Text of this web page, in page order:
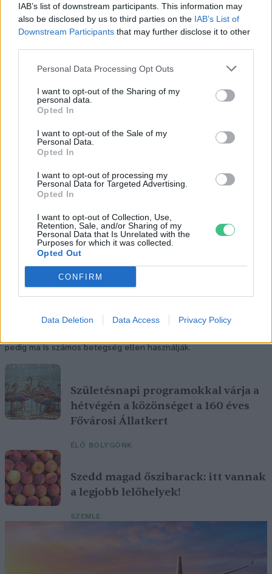
IAB’s list of downstream participants. This information may
also be disclosed by us to third parties on the IAB’s List of
Downstream Participants that may further disclose it to other
Personal Data Processing Opt Outs
I want to opt-out of the Sharing of my
personal data.
Opted In
I want to opt-out of the Sale of my
Personal Data.
Opted In
I want to opt-out of processing my
Personal Data for Targeted Advertising.
Opted In
I want to opt-out of Collection, Use,
Retention, Sale, and/or Sharing of my
Personal Data that Is Unrelated with the
Purposes for which it was collected.
Opted Out
CONFIRM
Data Deletion Data Access Privacy Policy
Cickafark – Az évezredek óta
ismert gyógynövény
EGÉSZSÉGÜNK Börzsey Barbara 1 perc
pedig ma is számos betegség ellen használják.
Születésnapi programokkal várja a
hétvégén a közönséget a 160 éves
Fővárosi Állatkert
ÉLŐ BOLYGÓNK
Szedd magad őszibarack: itt vannak
a legjobb lelőhelyek!
SZEMLE